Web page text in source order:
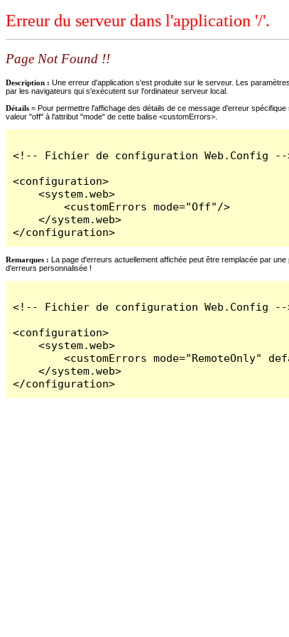
Erreur du serveur dans l'application '/'.
Page Not Found !!
Description : Une erreur d'application s'est produite sur le serveur. Les
par les navigateurs qui s'exécutent sur l'ordinateur serveur local.
Détails = Pour permettre l'affichage des détails de ce message d'erreur
valeur "off" à l'attribut "mode" de cette balise <customErrors>.
<!-- Fichier de configuration Web.Config --
<configuration>
    <system.web>
        <customErrors mode="Off"/>
    </system.web>
</configuration>
Remarques : La page d'erreurs actuellement affichée peut être remplacée par
d'erreurs personnalisée !
<!-- Fichier de configuration Web.Config --
<configuration>
    <system.web>
<customErrors mode="RemoteOnly"
    </system.web>
</configuration>